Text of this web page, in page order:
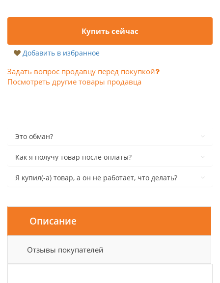
Купить сейчас
Добавить в избранное
Задать вопрос продавцу перед покупкой
Посмотреть другие товары продавца
Это обман?
Как я получу товар после оплаты?
Я купил(-а) товар, а он не работает, что делать?
Описание
Отзывы покупателей